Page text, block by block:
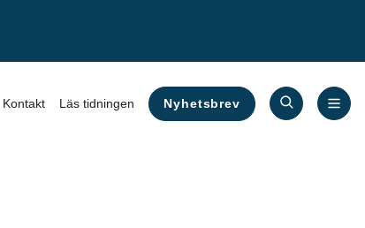
Kontakt Läs tidningen Nyhetsbrev